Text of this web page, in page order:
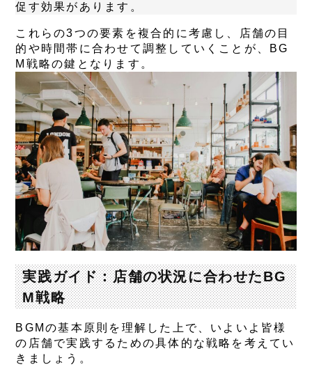
促す効果があります。
これらの3つの要素を複合的に考慮し、店舗の目
的や時間帯に合わせて調整していくことが、BG
M戦略の鍵となります。
実践ガイド：店舗の状況に合わせたBG
M戦略
BGMの基本原則を理解した上で、いよいよ皆様
の店舗で実践するための具体的な戦略を考えてい
きましょう。